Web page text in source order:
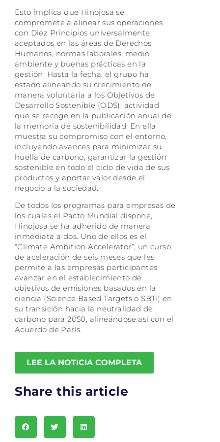
Esto implica que Hinojosa se
compromete a alinear sus operaciones
con Diez Principios universalmente
aceptados en las áreas de Derechos
Humanos, normas laborales, medio
ambiente y buenas prácticas en la
gestión. Hasta la fecha, el grupo ha
estado alineando su crecimiento de
manera voluntaria a los Objetivos de
Desarrollo Sostenible (ODS), actividad
que se recoge en la publicación anual de
la memoria de sostenibilidad. En ella
muestra su compromiso con el entorno,
incluyendo avances para minimizar su
huella de carbono, garantizar la gestión
sostenible en todo el ciclo de vida de sus
productos y aportar valor desde el
negocio a la sociedad.
De todos los programas para empresas de
los cuales el Pacto Mundial dispone,
Hinojosa se ha adherido de manera
inmediata a dos. Uno de ellos es el
“Climate Ambition Accelerator”, un curso
de aceleración de seis meses que les
permite a las empresas participantes
avanzar en el establecimiento de
objetivos de emisiones basados en la
ciencia (Science Based Targets o SBTi) en
su transición hacia la neutralidad de
carbono para 2050, alineándose así con el
Acuerdo de París.
LEE LA NOTICIA COMPLETA
Share this article